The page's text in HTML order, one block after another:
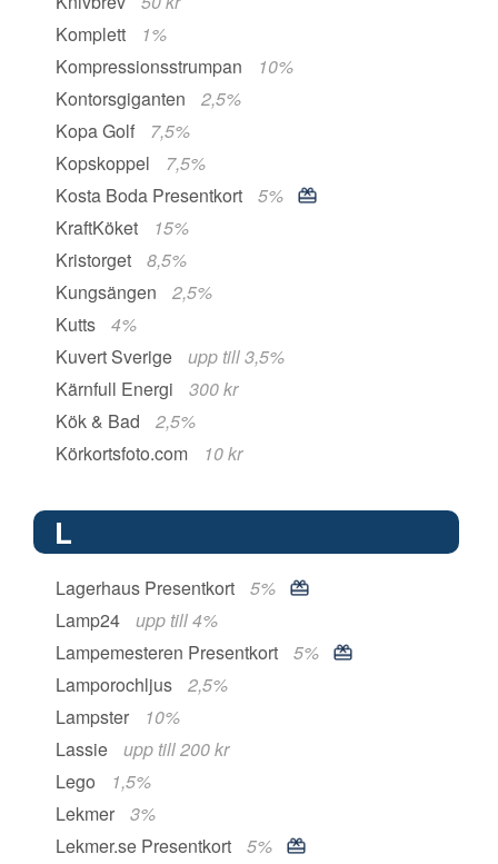
Komplett
1%
Kompressionsstrumpan
10%
Kontorsgiganten
2,5%
Kopa Golf
7,5%
Kopskoppel
7,5%
Kosta Boda Presentkort
5%
KraftKöket
15%
Kristorget
8,5%
Kungsängen
2,5%
Kutts
4%
Kuvert Sverige
upp till 3,5%
Kärnfull Energi
300 kr
Kök & Bad
2,5%
Körkortsfoto.com
10 kr
L
Lagerhaus Presentkort
5%
Lamp24
upp till 4%
Lampemesteren Presentkort
5%
Lamporochljus
2,5%
Lampster
10%
Lassie
upp till 200 kr
Lego
1,5%
Lekmer
3%
Lekmer.se Presentkort
5%